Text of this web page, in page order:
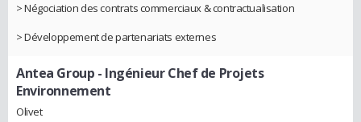
> Négociation des contrats commerciaux & contractualisation
> Développement de partenariats externes
Antea Group - Ingénieur Chef de Projets
Environnement
Olivet